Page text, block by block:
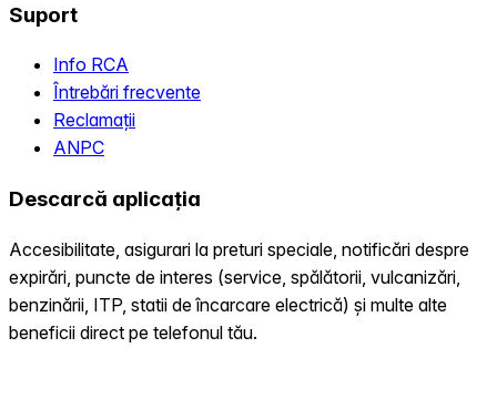
Suport
Info RCA
Întrebări frecvente
Reclamații
ANPC
Descarcă aplicația
Accesibilitate, asigurari la preturi speciale, notificări despre
expirări, puncte de interes (service, spălătorii, vulcanizări,
benzinării, ITP, statii de încarcare electrică) și multe alte
beneficii direct pe telefonul tău.